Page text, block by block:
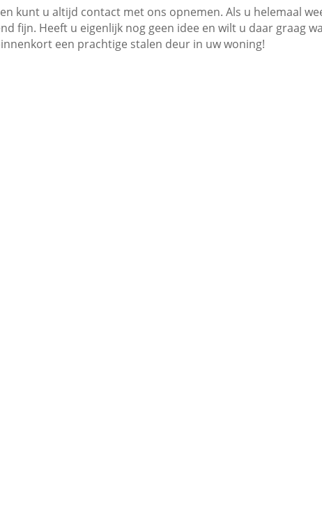
kunt u altijd contact met ons opnemen. Als u helemaal
fijn. Heeft u eigenlijk nog geen idee en wilt u daar graag
een prachtige stalen deur in uw woning!